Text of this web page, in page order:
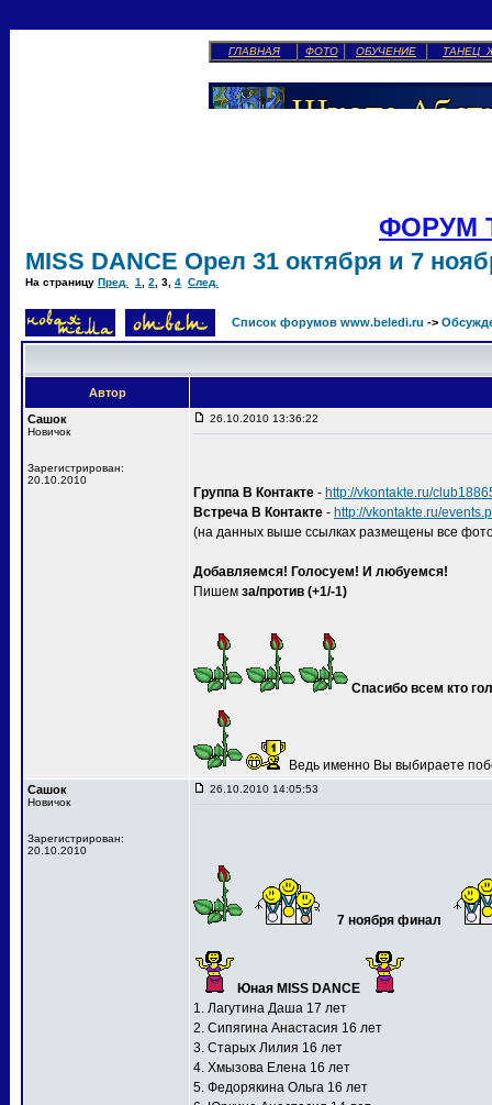
ГЛАВНАЯ ФОТО ОБУЧЕНИЕ ТАНЕЦ
ФОРУМ
MISS DANCE Орел 31 октября и 7
На страницу Пред. 1 2 3 4 След.
Список форумов www.beledi.ru ->
Автор
Сашок
Новичок
Зарегистрирован:
20.10.2010
26.10.2010 13:36:22
Группа В Контакте - http://vkontakte.ru/
Встреча В Контакте - http://vkontakte.ru/
(на данных выше ссылках размещены все
Добавляемся! Голосуем! И любуемся!
Пишем за/против (+1/-1)
Спасибо всем кто
Ведь именно Вы выбираете
Сашок
Новичок
Зарегистрирован:
20.10.2010
26.10.2010 14:05:53
7 ноября финал
Юная MISS DANCE
1. Лагутина Даша 17 лет
2. Сипягина Анастасия 16 лет
3. Старых Лилия 16 лет
4. Хмызова Елена 16 лет
5. Федорякина Ольга 16 лет